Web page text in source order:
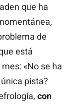
que ha
de
está
«No se ha
pista?
con